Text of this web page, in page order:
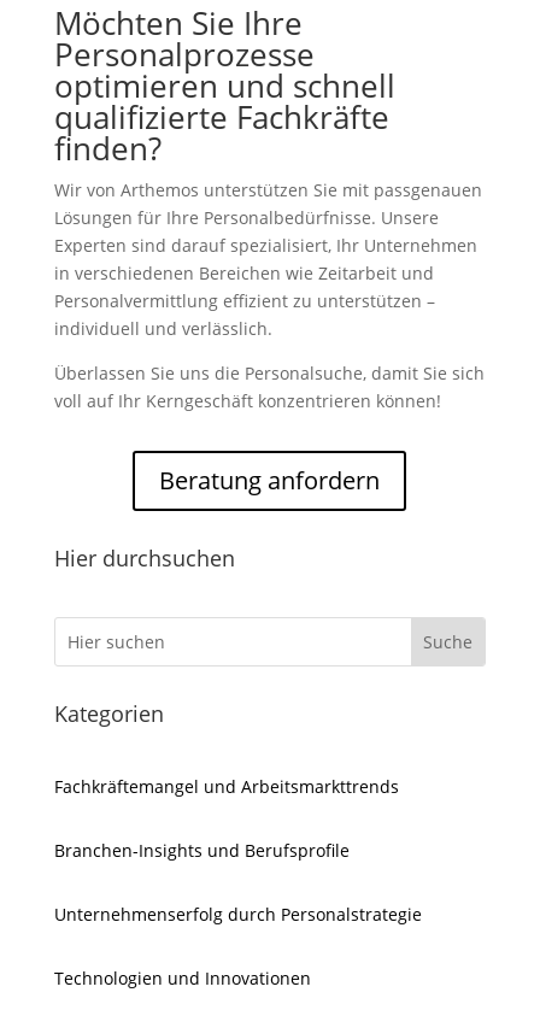
Möchten Sie Ihre
Personalprozesse
optimieren und schnell
qualifizierte Fachkräfte
finden?
Wir von Arthemos unterstützen Sie mit passgenauen
Lösungen für Ihre Personalbedürfnisse. Unsere
Experten sind darauf spezialisiert, Ihr Unternehmen
in verschiedenen Bereichen wie Zeitarbeit und
Personalvermittlung effizient zu unterstützen –
individuell und verlässlich.
Überlassen Sie uns die Personalsuche, damit Sie sich
voll auf Ihr Kerngeschäft konzentrieren können!
Beratung anfordern
Hier durchsuchen
Kategorien
Fachkräftemangel und Arbeitsmarkttrends
Branchen-Insights und Berufsprofile
Unternehmenserfolg durch Personalstrategie
Technologien und Innovationen